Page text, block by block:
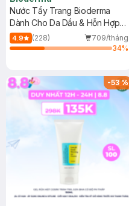
Nước Tẩy Trang Bioderma
Dành Cho Da Dầu & Hỗn Hợp
500ml
4.9 (228)
709/tháng
34%
-53%